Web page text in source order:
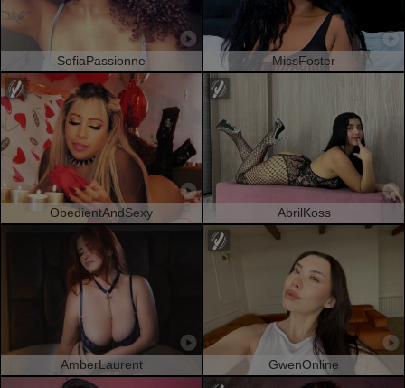
SofiaPassionne MissFoster
ObedientAndSexy AbrilKoss
AmberLaurent GwenOnline